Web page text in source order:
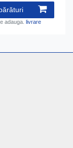
adauga. livrare